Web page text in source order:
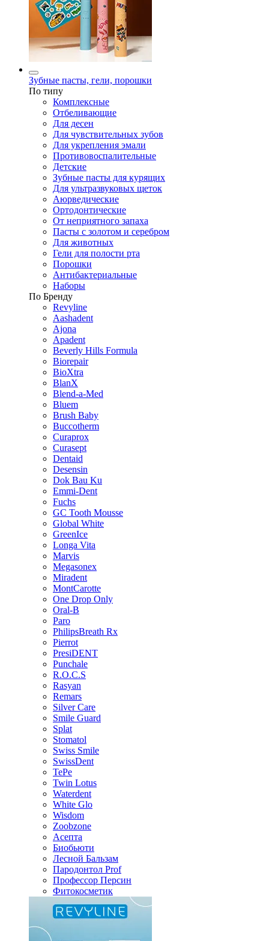
Зубные пасты, гели, порошки
По типу
Комплексные
Отбеливающие
Для десен
Для чувствительных зубов
Для укрепления эмали
Противовоспалительные
Детские
Зубные пасты для курящих
Для ультразвуковых щеток
Аюрведические
Ортодонтические
От неприятного запаха
Пасты с золотом и серебром
Для животных
Гели для полости рта
Порошки
Антибактериальные
Наборы
По Бренду
Revyline
Aashadent
Ajona
Apadent
Beverly Hills Formula
Biorepair
BioXtra
BlanX
Blend-a-Med
Bluem
Brush Baby
Buccotherm
Curaprox
Curasept
Dentaid
Desensin
Dok Bau Ku
Emmi-Dent
Fuchs
GC Tooth Mousse
Global White
GreenIce
Longa Vita
Marvis
Megasonex
Miradent
MontCarotte
One Drop Only
Oral-B
Paro
PhilipsBreath Rx
Pierrot
PresiDENT
Punchale
R.O.C.S
Rasyan
Remars
Silver Care
Smile Guard
Splat
Stomatol
Swiss Smile
SwissDent
TePe
Twin Lotus
Waterdent
White Glo
Wisdom
Zoobzone
Асепта
Биобьюти
Лесной Бальзам
Пародонтол Prof
Профессор Персин
Фитокосметик